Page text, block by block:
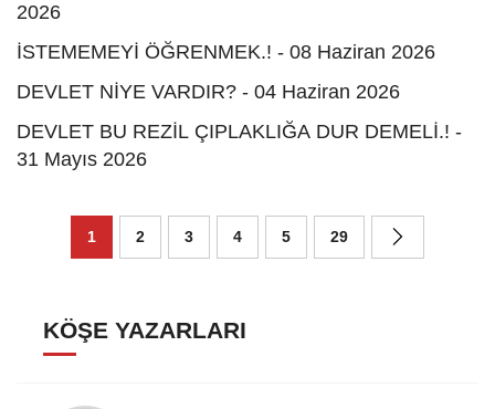
2026
İSTEMEMEYİ ÖĞRENMEK.! - 08 Haziran 2026
DEVLET NİYE VARDIR? - 04 Haziran 2026
DEVLET BU REZİL ÇIPLAKLIĞA DUR DEMELİ.! -
31 Mayıs 2026
1 2 3 4 5 29
KÖŞE YAZARLARI